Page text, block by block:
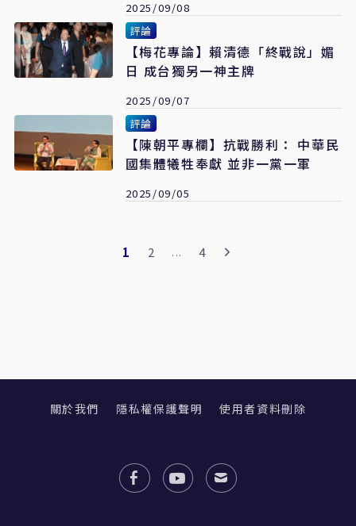
2025/09/08
評論
【梅花專論】賴清德「終戰說」媚
日 成台獨另一神主牌
2025/09/07
評論
【陳朝平專欄】抗戰勝利： 中華民
國集體犧牲奉獻 並非一黨一軍
2025/09/05
1 2 ... 4
關於我們 隱私權保護聲明 使用者資料刪除